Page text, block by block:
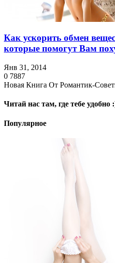
Как ускорить обмен
которые помогут Вам
Янв 31, 2014
0 7887
Новая Книга От Романтик-
Читай нас там, где тебе удобно
Популярное